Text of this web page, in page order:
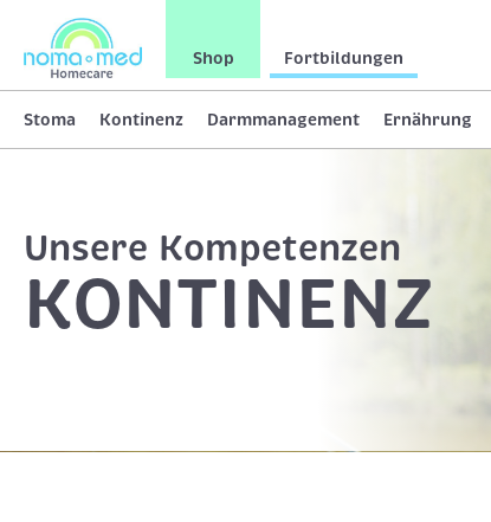
Shop Fortbildungen
Stoma Kontinenz Darmmanagement Ernährung
Unsere Kompetenzen
KONTINENZ